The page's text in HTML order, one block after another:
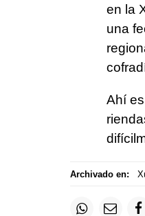
en la
una
Ahí
Archivado en: